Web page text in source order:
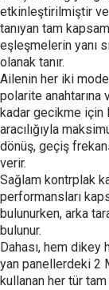
etkinleştirilmiştir
tanıyan tam
eşleşmelerin yanı
olanak tanır.
Ailenin her iki
polarite
kadar gecikme
aracılığıyla
dönüş, geçiş
verir.
Sağlam kontrplak
performansları
bulunurken, arka
bulunur.
Dahası, hem dikey
yan panellerdeki 2
kullanan her tür